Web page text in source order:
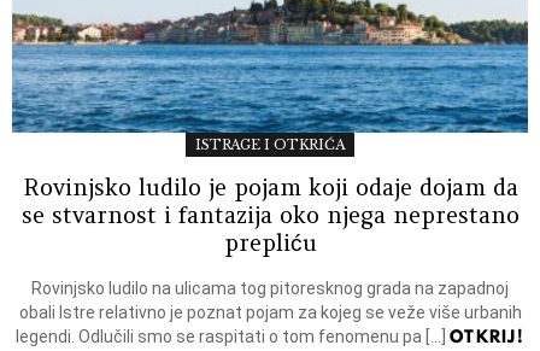
ISTRAGE I OTKRIĆA
Rovinjsko ludilo je pojam koji odaje dojam da
se stvarnost i fantazija oko njega neprestano
prepliću
Rovinjsko ludilo na ulicama tog pitoresknog grada na zapadnoj
obali Istre relativno je poznat pojam za kojeg se veže više urbanih
legendi. Odlučili smo se raspitati o tom fenomenu pa […] OTKRIJ!